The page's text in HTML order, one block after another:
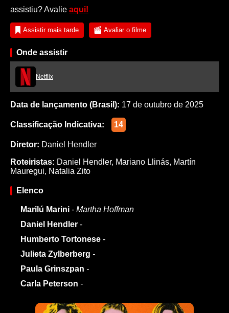
assistiu? Avalie aqui!
Assistir mais tarde Avaliar o filme
Onde assistir
Netflix
Data de lançamento (Brasil): 17 de outubro de 2025
Classificação Indicativa: 14
Diretor: Daniel Hendler
Roteiristas: Daniel Hendler, Mariano Llinás, Martín
Mauregui, Natalia Zito
Elenco
Marilú Marini - Martha Hoffman
Daniel Hendler -
Humberto Tortonese -
Julieta Zylberberg -
Paula Grinszpan -
Carla Peterson -